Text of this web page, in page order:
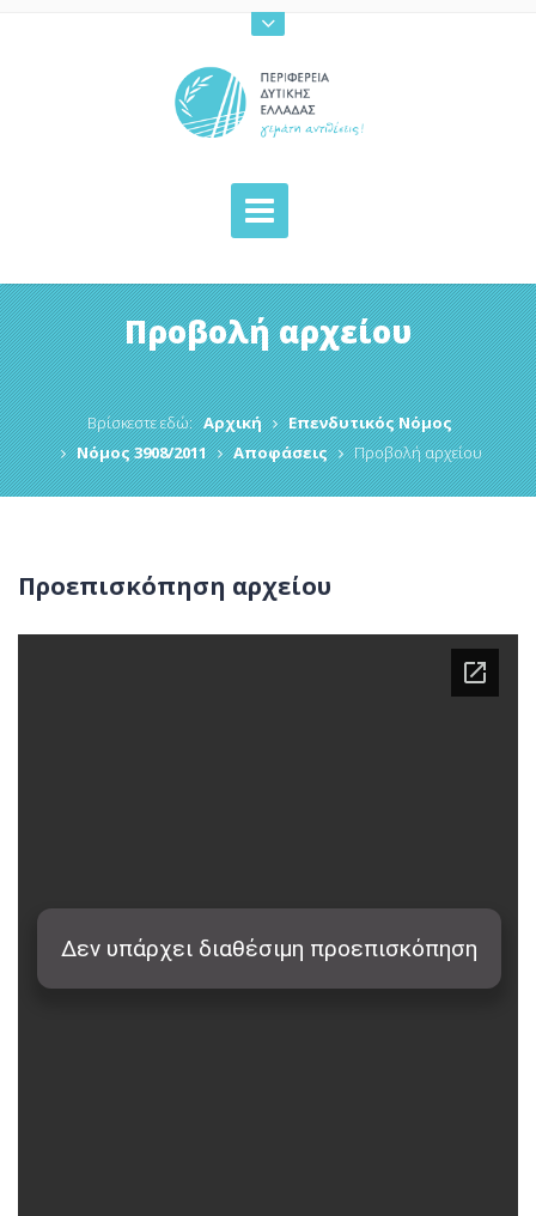
Προβολή αρχείου
Βρίσκεστε εδώ: Αρχική
Επενδυτικός Νόμος
Νόμος 3908/2011
Αποφάσεις Προβολή αρχείου
Προεπισκόπηση αρχείου